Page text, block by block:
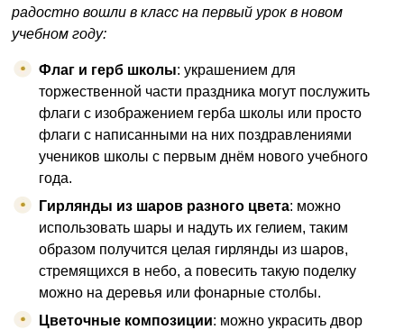
радостно вошли в класс на первый урок в новом
учебном году:
Флаг и герб школы: украшением для
торжественной части праздника могут послужить
флаги с изображением герба школы или просто
флаги с написанными на них поздравлениями
учеников школы с первым днём нового учебного
года.
Гирлянды из шаров разного цвета: можно
использовать шары и надуть их гелием, таким
образом получится целая гирлянды из шаров,
стремящихся в небо, а повесить такую поделку
можно на деревья или фонарные столбы.
Цветочные композиции: можно украсить двор